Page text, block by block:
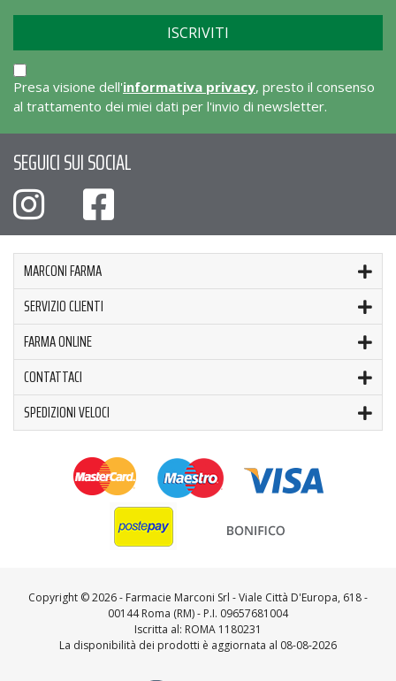
Presa visione dell'informativa privacy, presto il consenso
al trattamento dei miei dati per l'invio di newsletter.
SEGUICI SUI SOCIAL
MARCONI FARMA
SERVIZIO CLIENTI
FARMA ONLINE
CONTATTACI
SPEDIZIONI VELOCI
Copyright ©2026 - Farmacie Marconi Srl - Viale Città D'Europa, 618 -
00144 Roma (RM) - P.I. 09657681004
Iscritta al: ROMA 1180231
La disponibilità dei prodotti è aggiornata al 08-08-2026